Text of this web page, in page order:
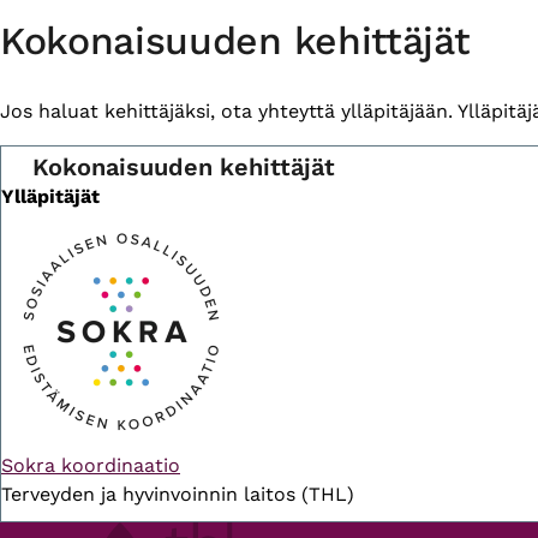
tabs
Kokonaisuuden kehittäjät
Jos haluat kehittäjäksi, ota yhteyttä ylläpitäjään.
Kokonaisuuden kehittäjät
Ylläpitäjät
Sokra koordinaatio
Terveyden ja hyvinvoinnin laitos (THL)